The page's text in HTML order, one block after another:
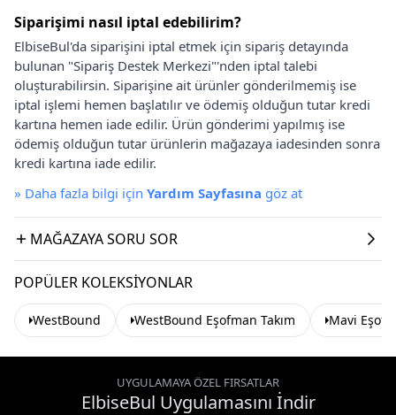
Siparişimi nasıl iptal edebilirim?
ElbiseBul'da siparişini iptal etmek için sipariş detayında
bulunan "Sipariş Destek Merkezi"'nden iptal talebi
oluşturabilirsin. Siparişine ait ürünler gönderilmemiş ise
iptal işlemi hemen başlatılır ve ödemiş olduğun tutar kredi
kartına hemen iade edilir. Ürün gönderimi yapılmış ise
ödemiş olduğun tutar ürünlerin mağazaya iadesinden sonra
kredi kartına iade edilir.
» Daha fazla bilgi için Yardım Sayfasına göz at
MAĞAZAYA SORU SOR
POPÜLER KOLEKSIYONLAR
WestBound WestBound Eşofman Takım Mavi
UYGULAMAYA ÖZEL FIRSATLAR
ElbiseBul Uygulamasını İndir